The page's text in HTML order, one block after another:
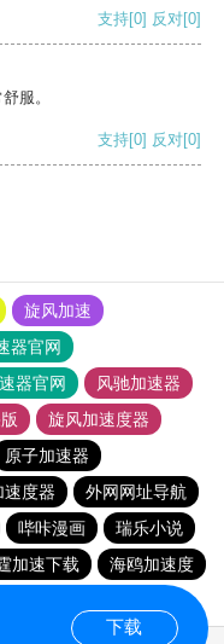
支持[0] 反对[0]
服。
支持[0] 反对[0]
旋风加速
器官网
器官网
风驰加速器
旋风加速度器
原子加速器
速度器
外网网址导航
哔咔漫画
瑞乐小说
加速下载
海鸥加速度
下载